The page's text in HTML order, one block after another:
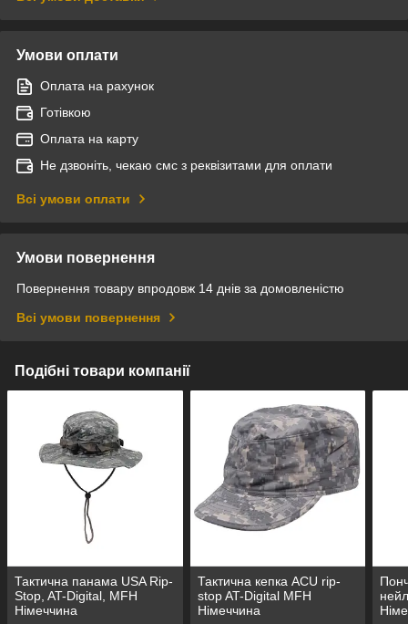
Умови оплати
Оплата на рахунок
Готівкою
Оплата на карту
Не дзвоніть, чекаю смс з реквізитами для оплати
Всі умови оплати
Умови повернення
Повернення товару впродовж 14 днів за домовленістю
Всі умови повернення
Подібні товари компанії
Тактична панама USA Rip-
Stop, AT-Digital, MFH
Німеччина
Тактична кепка ACU rip-
stop AT-Digital MFH
Німеччина